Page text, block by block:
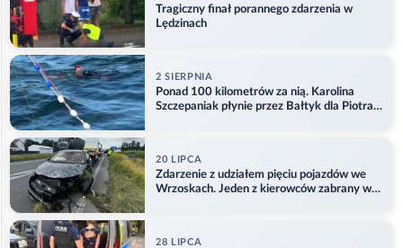
Tragiczny finał porannego zdarzenia w
Lędzinach
2 SIERPNIA
Ponad 100 kilometrów za nią. Karolina
Szczepaniak płynie przez Bałtyk dla Piotra.
20 LIPCA
Zdarzenie z udziałem pięciu pojazdów we
Wrzoskach. Jeden z kierowców zabrany w
28 LIPCA